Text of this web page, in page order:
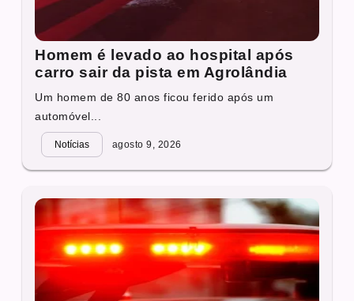
Homem é levado ao hospital após
carro sair da pista em Agrolândia
Um homem de 80 anos ficou ferido após um
automóvel...
Notícias agosto 9, 2026